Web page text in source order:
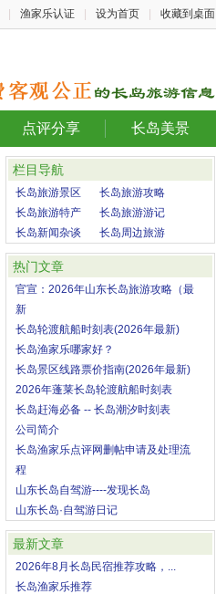
渔家乐认证 设为首页 收藏到桌面
点评分享 长岛美景
栏目导航
长岛旅游景区
长岛旅游攻略
长岛旅游特产
长岛旅游游记
长岛新闻杂谈
长岛周边旅游
热门文章
官宣：2026年山东长岛旅游攻略（最
新
长岛轮渡航船时刻表(2026年最新)
长岛渔家乐哪家好？
长岛景区线路票价指南(2026年最新)
2026年蓬莱长岛轮渡航船时刻表
长岛赶海必备 -- 长岛潮汐时刻表
公司简介
长岛渔家乐点评网删帖申请及处理流
程
山东长岛自驾游----发现长岛
山东长岛·自驾游日记
最新文章
2026年8月长岛民宿推荐攻略，...
长岛渔家乐推荐